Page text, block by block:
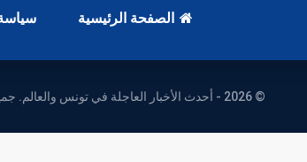
الصفحة الرئيسية
© 2026 - أحدث الأخبار العاجلة في تونس والعالم. جميع الحقوق محفوظة.